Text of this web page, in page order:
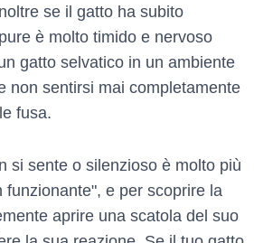
se il gatto ha subito
è molto timido e nervoso
gatto selvatico in un ambiente
non sentirsi mai completamente
fusa.
si sente o silenzioso è molto più
funzionante", e per scoprire la
aprire una scatola del suo